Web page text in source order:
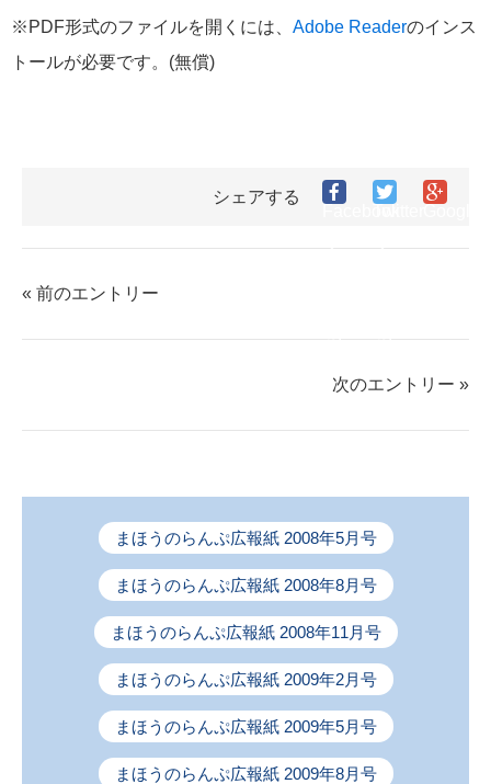
※PDF形式のファイルを開くには、 Adobe Readerのインス
トールが必要です。(無償)
シェアする
シ
る
シ
る
ェ
« 前のエントリー
次のエントリー »
まほうのらんぷ広報紙 2008年5月号
まほうのらんぷ広報紙 2008年8月号
まほうのらんぷ広報紙 2008年11月号
まほうのらんぷ広報紙 2009年2月号
まほうのらんぷ広報紙 2009年5月号
まほうのらんぷ広報紙 2009年8月号